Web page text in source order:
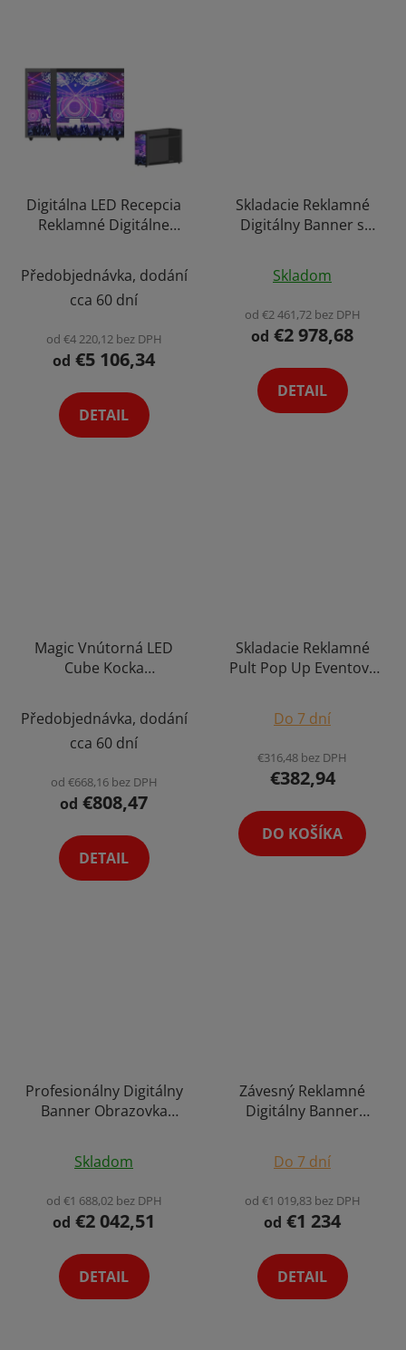
Digitálna LED Recepcia
Reklamné Digitálne
Pult + Flight Case Kufor
Výber Variant
Předobjednávka, dodání
cca 60 dní
od €4 220,12 bez DPH
od €5 106,34
DETAIL
Skladacie Reklamné
Digitálny Banner s
Poster Obrazovka
Digiposter Displej
Reproduktormi
Možnosť Napojenia
Výber Variant
Skladom
od €2 461,72 bez DPH
od €2 978,68
DETAIL
Magic Vnútorná LED
Cube Kocka
Štvorcový 360° LED
Displej pre Reklamu,
Show, Event Výber
Předobjednávka, dodání
cca 60 dní
od €668,16 bez DPH
od €808,47
DETAIL
Skladacie Reklamné
Pult Pop Up Eventový
Veľtržný Stôl Stojan s
Potlačou na Mieru
Do 7 dní
€316,48 bez DPH
€382,94
DO KOŠÍKA
Profesionálny Digitálny
Banner Obrazovka
4K Android 13 s
Podporou AI
Totem Čierny Výber
Variant
Skladom
od €1 688,02 bez DPH
od €2 042,51
DETAIL
Závesný Reklamné
Digitálny Banner
Displej Android
Digiposter 4K Výber
Do 7 dní
od €1 019,83 bez DPH
od €1 234
DETAIL